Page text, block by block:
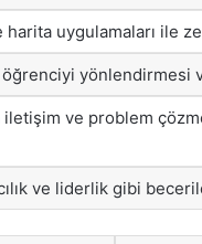
uygulamaları ile
yönlendirmesi
iletişim ve problem
ve liderlik gibi